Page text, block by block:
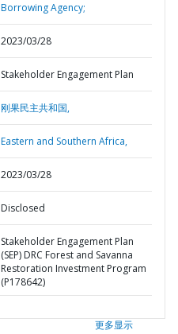
Borrowing Agency;
2023/03/28
Stakeholder Engagement Plan
刚果民主共和国,
Eastern and Southern Africa,
2023/03/28
Disclosed
Stakeholder Engagement Plan
(SEP) DRC Forest and Savanna
Restoration Investment Program
(P178642)
更多显示